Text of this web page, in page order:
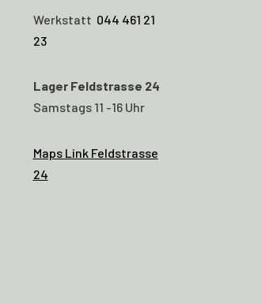
Werkstatt 044 461 21
23
Lager Feldstrasse 24
Samstags 11 -16 Uhr
Maps Link Feldstrasse
24